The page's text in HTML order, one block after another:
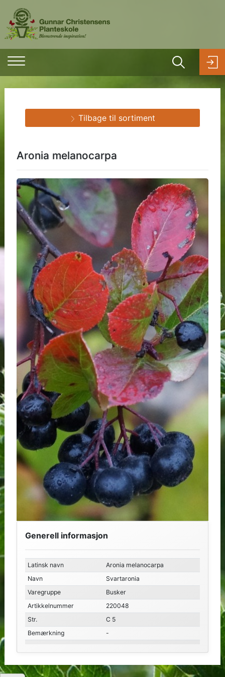
Aronia melanocarpa
Generell informasjon
Latinsk navn
Aronia melanocarpa
Navn
Svartaronia
Varegruppe
Busker
Artikkelnummer
220048
Str.
C 5
Bemærkning
-
Tilbage til sortiment